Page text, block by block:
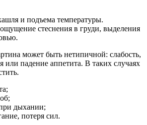
и подъема температуры.
стеснения в груди, выделения
может быть нетипичной: слабость,
или падение аппетита. В таких случаях
дыхании;
потеря сил.